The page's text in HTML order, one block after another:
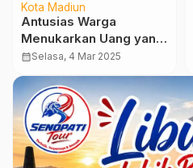
Kota Madiun
Antusias Warga
Menukarkan Uang yang
Diadakan Bank
Indonesia
calendar_monthSelasa, 4 Mar 2025